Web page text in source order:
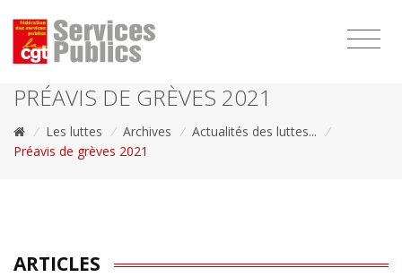
PRÉAVIS DE GRÈVES 2021
/ Les luttes / Archives / Actualités des luttes... /
Préavis de grèves 2021
ARTICLES